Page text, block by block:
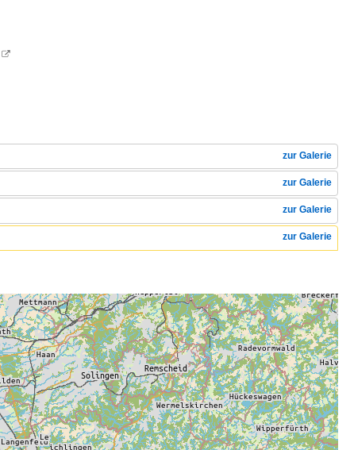

zur Galerie
zur Galerie
zur Galerie
zur Galerie